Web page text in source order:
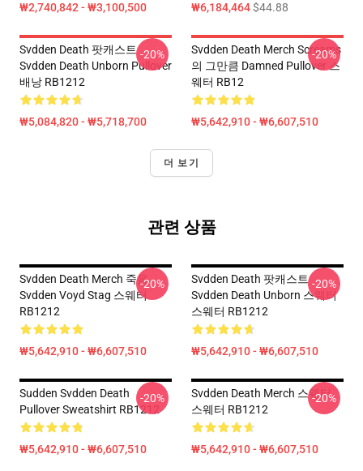
₩2,740,842 - ₩3,100,500 ₩6,184,464$44.88
Svdden Death 팟캐스트
Svdden Death Unborn Pullover
배낭 RB1212
₩5,084,820 - ₩5,718,700
-20%
Svdden Death Merch Screams
의 그만큼 Damned Pullover 스
웨터 RB12
₩5,642,910 - ₩6,607,510
-20%
더 보기
관련 상품
Svdden Death Merch 죽음
Svdden Voyd Stag 스웨터
RB1212
₩5,642,910 - ₩6,607,510
-20%
Svdden Death 팟캐스트
Svdden Death Unborn 스웨터
스웨터 RB1212
₩5,642,910 - ₩6,607,510
-20%
Sudden Svdden Death
Pullover Sweatshirt RB1212
₩5,642,910 - ₩6,607,510
-20%
Svdden Death Merch 스웨터
스웨터 RB1212
₩5,642,910 - ₩6,607,510
-20%